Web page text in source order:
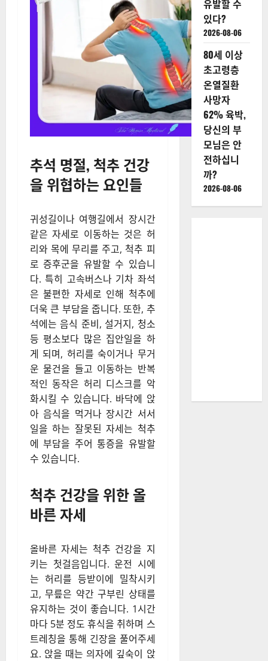
추석 명절, 척추 건강
을 위협하는 요인들
귀성길이나 여행길에서 장시간
같은 자세로 이동하는 것은 허
리와 목에 무리를 주고, 척추 피
로 증후군을 유발할 수 있습니
다. 특히 고속버스나 기차 좌석
은 불편한 자세로 인해 척추에
더욱 큰 부담을 줍니다. 또한, 추
석에는 음식 준비, 설거지, 청소
등 평소보다 많은 집안일을 하
게 되며, 허리를 숙이거나 무거
운 물건을 들고 이동하는 반복
적인 동작은 허리 디스크를 악
화시킬 수 있습니다. 바닥에 앉
아 음식을 먹거나 장시간 서서
일을 하는 잘못된 자세는 척추
에 부담을 주어 통증을 유발할
수 있습니다.
척추 건강을 위한 올
바른 자세
올바른 자세는 척추 건강을 지
키는 첫걸음입니다. 운전 시에
는 허리를 등받이에 밀착시키
고, 무릎은 약간 구부린 상태를
유지하는 것이 좋습니다. 1시간
마다 5분 정도 휴식을 취하며 스
트레칭을 통해 긴장을 풀어주세
요. 앉을 때는 의자에 깊숙이 앉
유발할 수
있다?
2026-08-06
80세 이상
초고령층
온열질환
사망자
62% 육박,
당신의 부
모님은 안
전하십니
까?
2026-08-06